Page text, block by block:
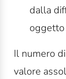
dalla
oggetto
Il numero
valore